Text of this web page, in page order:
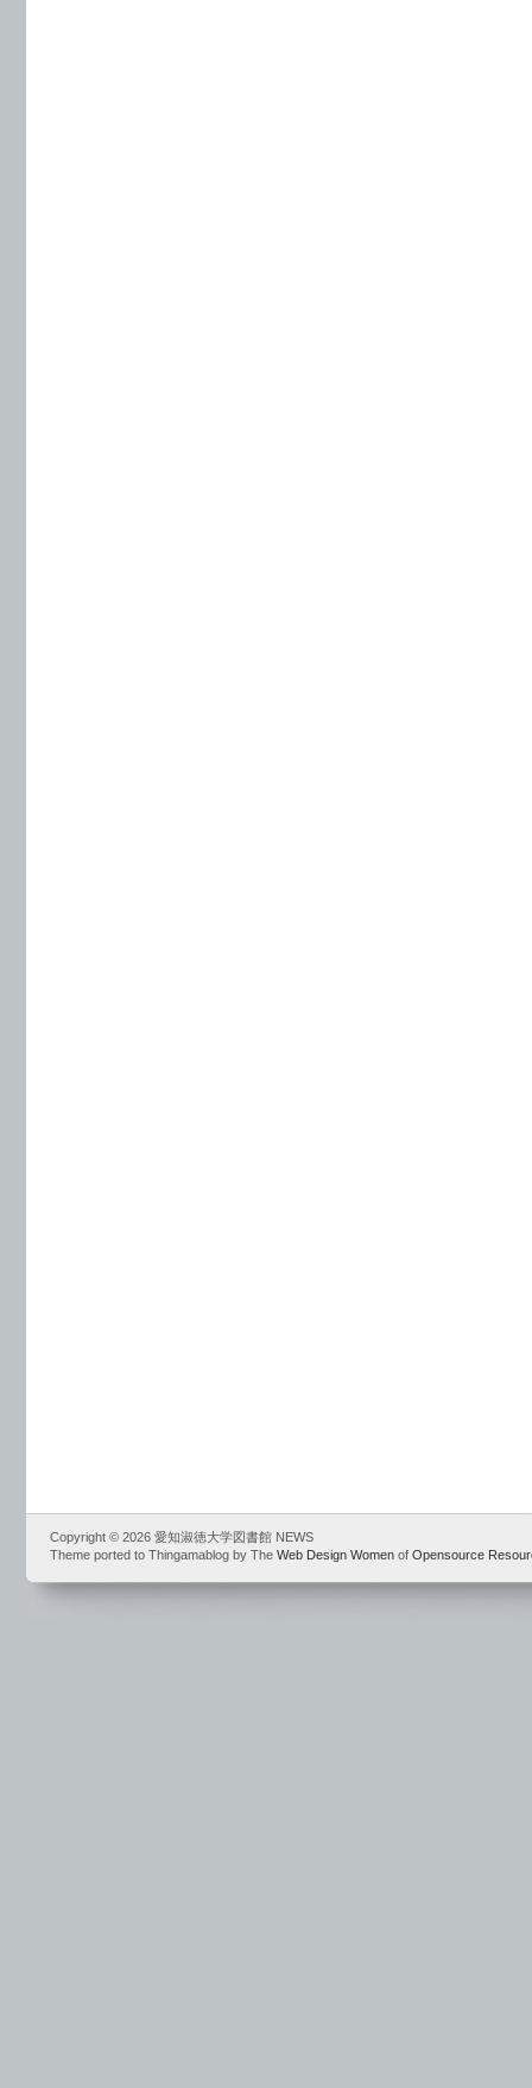
Copyright © 2026 愛知淑徳大学図書館 NEWS
Theme ported to Thingamablog by The Web Design Women of Opensource